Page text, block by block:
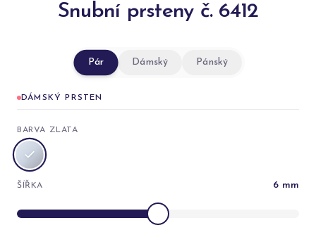
Snubní prsteny č. 6412
Pár Dámský Pánský
DÁMSKÝ PRSTEN
BARVA ZLATA
ŠÍŘKA 6 mm